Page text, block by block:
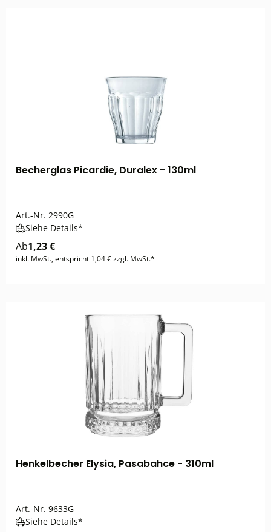
Becherglas Picardie, Duralex - 130ml
Art.-Nr. 2990G
Siehe Details*
Ab1,23 €
inkl. MwSt., entspricht 1,04 € zzgl. MwSt.*
Henkelbecher Elysia, Pasabahce - 310ml
Art.-Nr. 9633G
Siehe Details*